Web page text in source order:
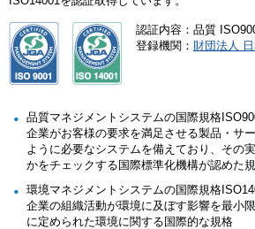
認証内容：品質
登録機関： 財団法人
品質マネジメントシステムの国際規格
企業がお客様の要求を満足させる製品・サ
ように必要なシステムを備えており、その
かをチェックする国際標準化機構が認めた
環境マネジメントシステムの国際規格
企業の組織活動が環境に及ぼす影響を最小
に定められた環境に関する国際的な規格